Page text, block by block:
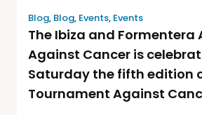
Blog, Blog, Events, Events
The Ibiza and Formentera
Against Cancer is
Saturday the fifth edition
Tournament Against